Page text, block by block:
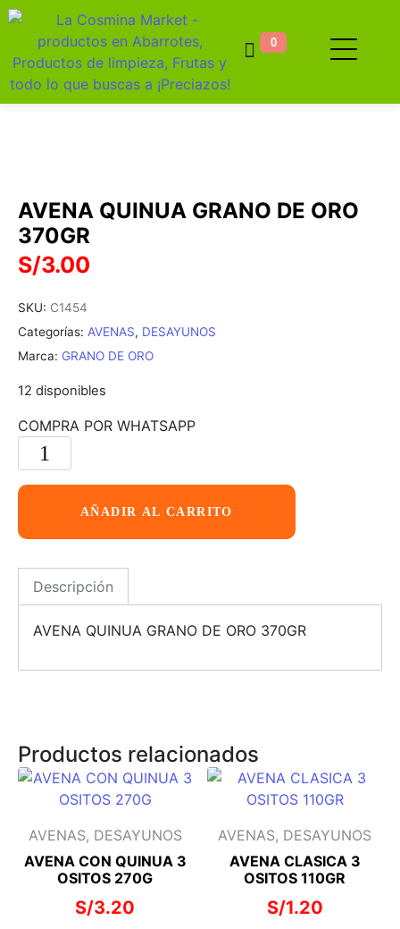
0
AVENA QUINUA GRANO DE ORO
370GR
S/3.00
SKU: C1454
Categorías: AVENAS, DESAYUNOS
Marca: GRANO DE ORO
12 disponibles
COMPRA POR WHATSAPP
AÑADIR AL CARRITO
Descripción
AVENA QUINUA GRANO DE ORO 370GR
Productos relacionados
AVENAS, DESAYUNOS
AVENA CON QUINUA 3
OSITOS 270G
S/3.20
AVENAS, DESAYUNOS
AVENA CLASICA 3
OSITOS 110GR
S/1.20